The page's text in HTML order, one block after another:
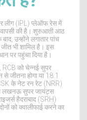
लीग (IPL) प्लेऑफ रेस में
की है। शुरुआती आठ
उन्होंने लगातार पांच
भी शामिल है। इस
पर पहुंचा दिया है।
RCB को चेन्नई सुपर
जीतना होगा या 18.1
के नेट रन रेट (NRR)
लखनऊ सुपर जायंट्स
हैदराबाद (SRH)
को क्वालीफाई करने का